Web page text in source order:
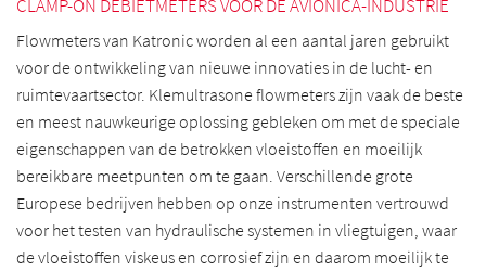
CLAMP-ON DEBIETMETERS VOOR DE AVIONICA-INDUSTRIE
Flowmeters van Katronic worden al een aantal jaren gebruikt
voor de ontwikkeling van nieuwe innovaties in de lucht- en
ruimtevaartsector. Klemultrasone flowmeters zijn vaak de beste
en meest nauwkeurige oplossing gebleken om met de speciale
eigenschappen van de betrokken vloeistoffen en moeilijk
bereikbare meetpunten om te gaan. Verschillende grote
Europese bedrijven hebben op onze instrumenten vertrouwd
voor het testen van hydraulische systemen in vliegtuigen, waar
de vloeistoffen viskeus en corrosief zijn en daarom moeilijk te